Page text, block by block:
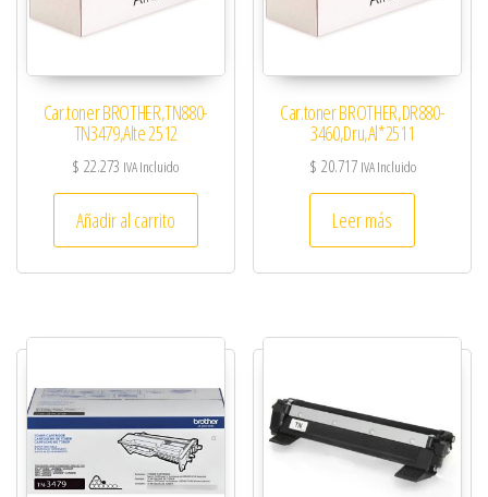
Car.toner BROTHER,TN880-
TN3479,Alte 2512
$ 22.273 IVA Incluido
Añadir al carrito
Car.toner BROTHER,DR880-
3460,Dru,Al*2511
$ 20.717 IVA Incluido
Leer más